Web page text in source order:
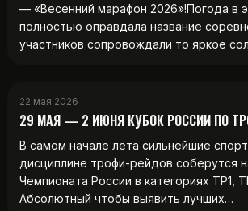
— «Весенний марафон 2026»!Погода в
полностью оправдала название
участников сопровождали то яркое
22 мая 2026
29 МАЯ — 2 ИЮНЯ КУБОК РОССИИ ПО
В самом начале лета сильнейшие
дисциплине трофи-рейдов соберутся
Чемпионата России в категориях ТР1,
Абсолютный чтобы выявить лучших…